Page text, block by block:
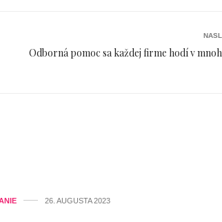
Odborná pomoc sa každej firme hodí v
26. AUGUSTA 2023